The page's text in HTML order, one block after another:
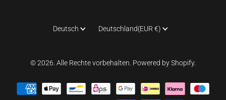
Sprache
Deutsch Land
Deutschland (EUR €)
© 2026. Alle Rechte vorbehalten. Powered by Shopify.